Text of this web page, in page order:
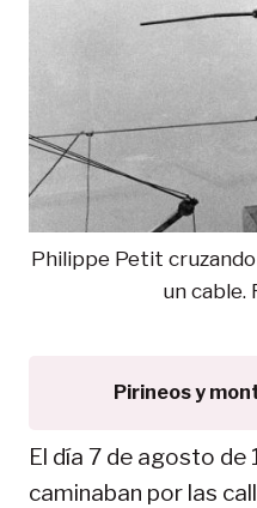
Philippe Petit
un cable.
Pirineos y
El día 7 de agosto de
caminaban por las